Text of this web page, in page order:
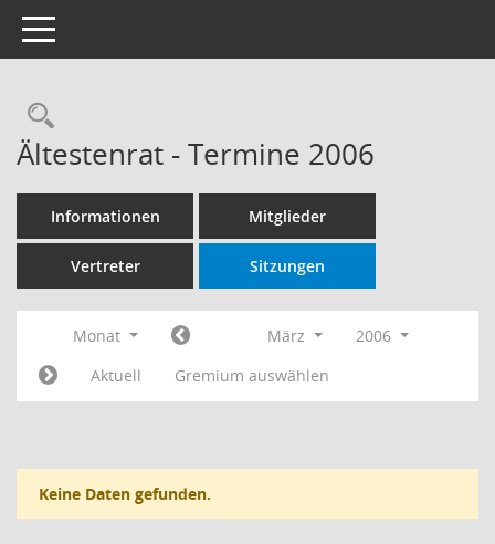
Toggle navigation
Rechercheauswahl
Ältestenrat - Termine 2006
Informationen Mitglieder
Vertreter Sitzungen
Monat März
2006
Aktuell
Gremium auswählen
Keine Daten gefunden.